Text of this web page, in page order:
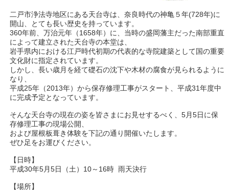
二戸市浄法寺地区にある天台寺は、奈良時代の神亀５年(728年)に
開山、とても長い歴史を持っています。
360年前、万治元年（1658年）に、当時の盛岡藩主だった南部重直
によって建立された天台寺の本堂は、
岩手県内における江戸時代初期の代表的な寺院建築として国の重要
文化財に指定されています。
しかし、長い歳月を経て礎石の沈下や木材の腐食が見られるように
なり、
平成25年（2013年）から保存修理工事がスタート、平成31年度中
に完成予定となっています。
そんな天台寺の現在の姿を皆さまにお見せするべく、5月5日に保
存修理工事の現場公開、
および屋根板葺き体験を下記の通り開催いたします。
ぜひ足をお運びください。
【日時】
平成30年5月5日（土）10～16時 雨天決行
【場所】